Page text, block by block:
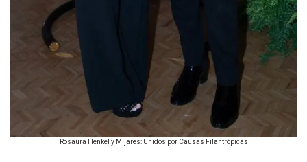
Rosaura Henkel y Mijares: Unidos por Causas Filantrópicas